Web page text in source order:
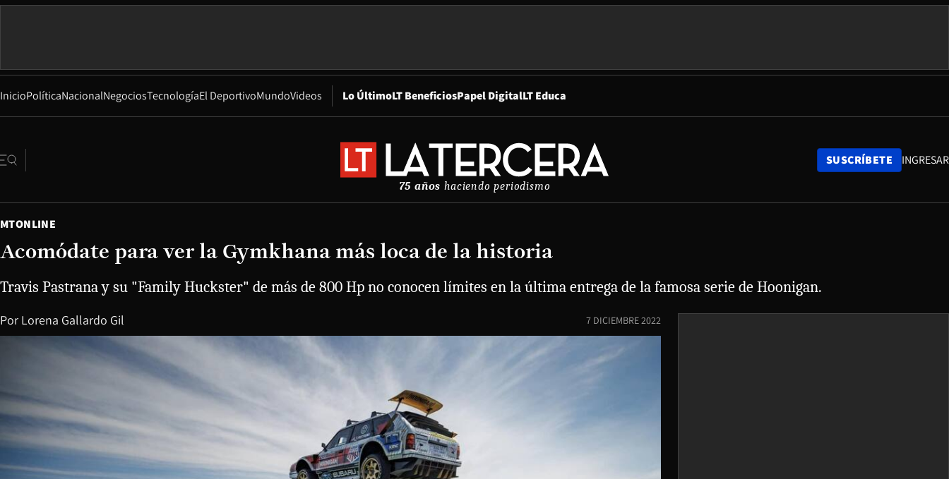
InicioPolíticaNacionalNegociosTecnologíaEl DeportivoMundoVideos Lo ÚltimoLT BeneficiosPapel DigitalOpens in new window
LT Educa
75 años haciendo periodismo
SUSCRÍBETE INGRESAR
MTONLINE
Acomódate para ver la Gymkhana más loca de la historia
Travis Pastrana y su "Family Huckster" de más de 800 Hp no conocen límites en la última entrega de la famosa serie de Hoonigan.
Por Lorena Gallardo Gil 7 DICIEMBRE 2022